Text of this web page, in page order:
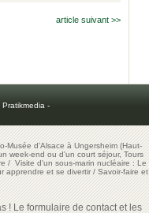
article suivant >>
-
Musée d'Alsace à Ungersheim (Haut-
week-end ou d'un court séjour, Tours
/Visite d'un sous-marin nucléaire : Le
apprendre et se divertir/Savoir-faire et
! Le formulaire de contact et les